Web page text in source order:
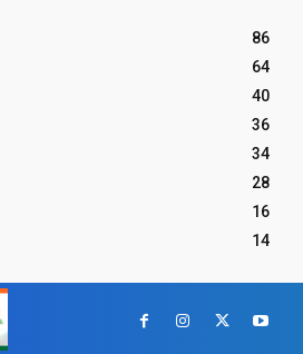
86
64
40
36
34
28
16
14